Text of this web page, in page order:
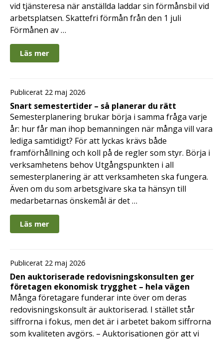
vid tjänsteresa när anställda laddar sin förmånsbil vid
arbetsplatsen. Skattefri förmån från den 1 juli
Förmånen av …
Läs mer
Publicerat 22 maj 2026
Snart semestertider – så planerar du rätt
Semesterplanering brukar börja i samma fråga varje
år: hur får man ihop bemanningen när många vill vara
lediga samtidigt? För att lyckas krävs både
framförhållning och koll på de regler som styr. Börja i
verksamhetens behov Utgångspunkten i all
semesterplanering är att verksamheten ska fungera.
Även om du som arbetsgivare ska ta hänsyn till
medarbetarnas önskemål är det …
Läs mer
Publicerat 22 maj 2026
Den auktoriserade redovisningskonsulten ger
företagen ekonomisk trygghet – hela vägen
Många företagare funderar inte över om deras
redovisningskonsult är auktoriserad. I stället står
siffrorna i fokus, men det är i arbetet bakom siffrorna
som kvaliteten avgörs. – Auktorisationen gör att vi